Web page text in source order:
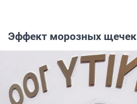
Эффект морозных щечек